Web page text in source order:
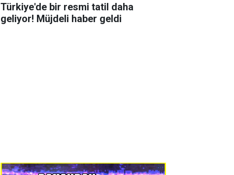
Türkiye'de bir resmi tatil daha
geliyor! Müjdeli haber geldi